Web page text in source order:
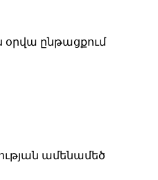
օրվա ընթացքում
ամենամեծ